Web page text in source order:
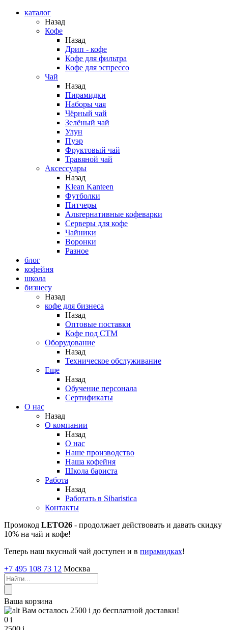
каталог
Назад
Кофе
Назад
Дрип - кофе
Кофе для фильтра
Кофе для эспрессо
Чай
Назад
Пирамидки
Наборы чая
Чёрный чай
Зелёный чай
Улун
Пуэр
Фруктовый чай
Травяной чай
Аксессуары
Назад
Klean Kanteen
Футболки
Питчеры
Альтернативные кофеварки
Серверы для кофе
Чайники
Воронки
Разное
блог
кофейня
школа
бизнесу
Назад
кофе для бизнеса
Назад
Оптовые поставки
Кофе под СТМ
Оборудование
Назад
Техническое обслуживание
Еще
Назад
Обучение персонала
Сертификаты
О нас
Назад
O компании
Назад
О нас
Наше производство
Наша кофейня
Школа бариста
Работа
Назад
Работать в Sibaristica
Контакты
Промокод LETO26 - продолжает действовать и давать скидку
10% на чай и кофе!
Теперь наш вкусный чай доступен и в пирамидках!
+7 495 108 73 12 Москва
Ваша корзина
Вам осталось 2500 i до бесплатной доставки!
0 i